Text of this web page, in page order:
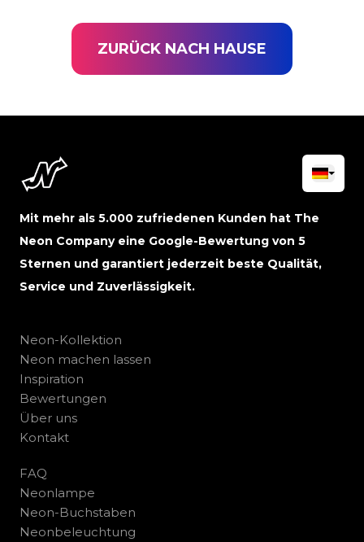
ZURÜCK NACH HAUSE
Mit mehr als 5.000 zufriedenen Kunden hat The
Neon Company eine Google-Bewertung von 5
Sternen und garantiert jederzeit beste Qualität,
Service und Zuverlässigkeit.
Neon-Kollektion
Neon machen lassen
Inspiration
Bewertungen
Über uns
Kontakt
FAQ
Neonlampe
Neon-Buchstaben
Neonbeleuchtung